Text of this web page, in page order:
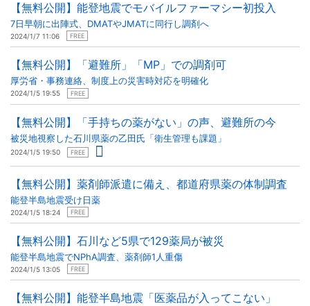
【無料公開】能登地震でモバイルファーマシー初投入
7日早朝に出陣式、DMATやJMATに同行し調剤へ
2024/1/7 11:06 FREE
【無料公開】「避難所」「MP」での調剤可
厚労省・事務連絡、制度上の災害時対応を明確化
2024/1/5 19:55 FREE
【無料公開】「手持ちの薬がない」の声、避難所の今
被災地視察した石川県薬の乙田氏「衛生管理も課題」
2024/1/5 19:50 FREE
【無料公開】薬剤師派遣に備え、都道府県薬の体制調査
能登半島地震受け日薬
2024/1/5 18:24 FREE
【無料公開】石川など5県で129薬局が被災
能登半島地震でNPhA調査、薬剤師1人重傷
2024/1/5 13:05 FREE
【無料公開】能登半島地震「医薬品が入ってこない」